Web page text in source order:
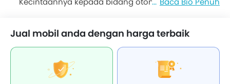
kemudian kembali kepada passion-nya.
Jual mobil anda dengan harga terbaik